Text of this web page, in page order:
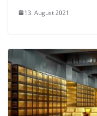
13. August 2021